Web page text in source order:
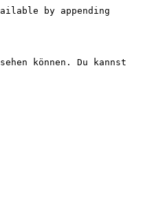
by appending
können. Du kannst